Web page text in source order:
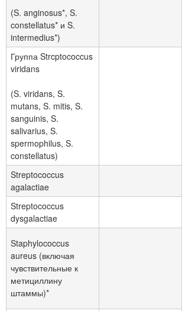
(S. anginosus*, S.
constellatus* и S.
intermedius*)
Группа Strcptococcus
viridans
(S. viridans, S.
mutans, S. mitis, S.
sanguinis, S.
salivarius, S.
spermophilus, S.
constellatus)
Streptococcus
agalactiae
Streptococcus
dysgalactiae
Staphylococcus
aureus (включая
чувствительные к
метициллину
штаммы)*